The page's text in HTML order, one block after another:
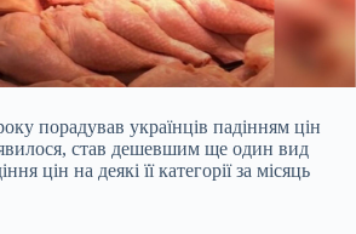
порадував українців падінням цін
став дешевшим ще один вид
цін на деякі їїкатегорії за місяць